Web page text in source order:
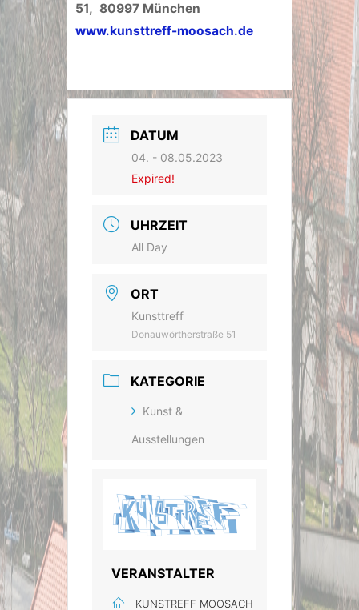
51, 80997 München
www.kunsttreff-moosach.de
DATUM
04. - 08.05.2023
Expired!
UHRZEIT
All Day
ORT
Kunsttreff
Donauwörtherstraße 51
KATEGORIE
Kunst &
Ausstellungen
VERANSTALTER
KUNSTREFF MOOSACH